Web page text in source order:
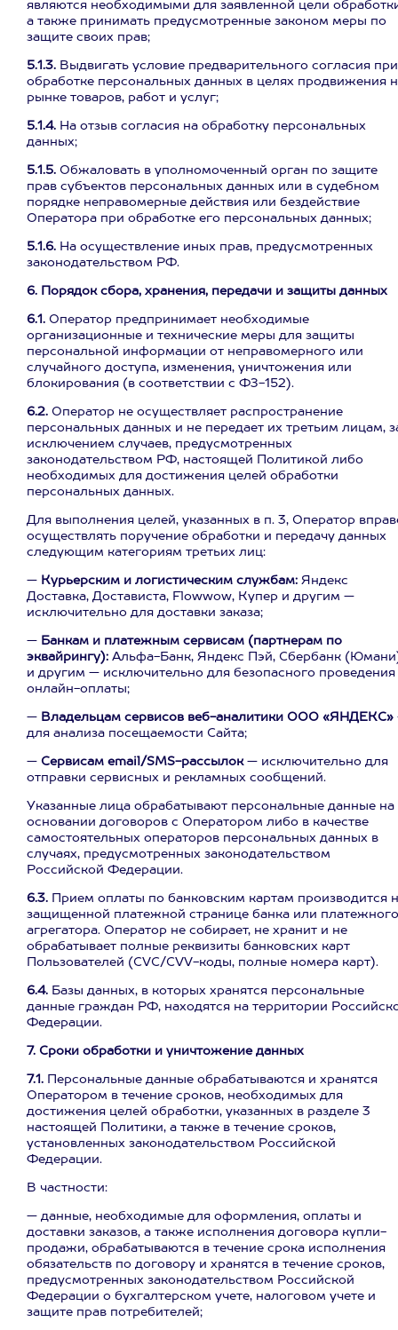
являются необходимыми для заявленной цели
а также принимать предусмотренные законом меры по
защите своих прав;
5.1.3. Выдвигать условие предварительного согласия при
обработке персональных данных в целях продвижения
рынке товаров, работ и услуг;
5.1.4. На отзыв согласия на обработку персональных
данных;
5.1.5. Обжаловать в уполномоченный орган по защите
прав субъектов персональных данных или в судебном
порядке неправомерные действия или бездействие
Оператора при обработке его персональных данных;
5.1.6. На осуществление иных прав, предусмотренных
законодательством РФ.
6. Порядок сбора, хранения, передачи и защиты данных
6.1. Оператор предпринимает необходимые
организационные и технические меры для защиты
персональной информации от неправомерного или
случайного доступа, изменения, уничтожения или
блокирования (в соответствии с ФЗ-152).
6.2. Оператор не осуществляет распространение
персональных данных и не передает их третьим лицам,
исключением случаев, предусмотренных
законодательством РФ, настоящей Политикой либо
необходимых для достижения целей обработки
персональных данных.
Для выполнения целей, указанных в п. 3, Оператор
осуществлять поручение обработки и передачу данных
следующим категориям третьих лиц:
— Курьерским и логистическим службам: Яндекс
Доставка, Достависта, Flowwow, Купер и другим —
исключительно для доставки заказа;
— Банкам и платежным сервисам (партнерам по
эквайрингу): Альфа-Банк, Яндекс Пэй, Сбербанк
и другим — исключительно для безопасного проведения
онлайн-оплаты;
— Владельцам сервисов веб-аналитики ООО «ЯНДЕКС»
для анализа посещаемости Сайта;
— Сервисам email/SMS-рассылок— исключительно для
отправки сервисных и рекламных сообщений.
Указанные лица обрабатывают персональные данные на
основании договоров с Оператором либо в качестве
самостоятельных операторов персональных данных в
случаях, предусмотренных законодательством
Российской Федерации.
6.3. Прием оплаты по банковским картам производится
защищенной платежной странице банка или платежного
агрегатора. Оператор не собирает, не хранит и не
обрабатывает полные реквизиты банковских карт
Пользователей (CVC/CVV-коды, полные номера карт).
6.4. Базы данных, в которых хранятся персональные
данные граждан РФ, находятся на территории
Федерации.
7. Сроки обработки и уничтожение данных
7.1. Персональные данные обрабатываются и хранятся
Оператором в течение сроков, необходимых для
достижения целей обработки, указанных в разделе 3
настоящей Политики, а также в течение сроков,
установленных законодательством Российской
Федерации.
В частности:
— данные, необходимые для оформления, оплаты и
доставки заказов, а также исполнения договора купли-
продажи, обрабатываются в течение срока исполнения
обязательств по договору и хранятся в течение сроков,
предусмотренных законодательством Российской
Федерации о бухгалтерском учете, налоговом учете и
защите прав потребителей;